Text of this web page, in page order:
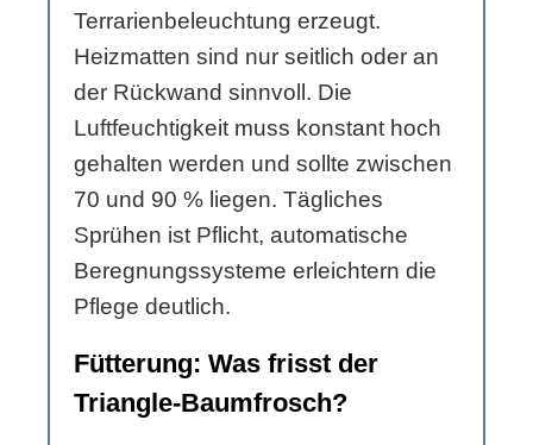
Terrarienbeleuchtung erzeugt.
Heizmatten sind nur seitlich oder an
der Rückwand sinnvoll. Die
Luftfeuchtigkeit muss konstant hoch
gehalten werden und sollte zwischen
70 und 90 % liegen. Tägliches
Sprühen ist Pflicht, automatische
Beregnungssysteme erleichtern die
Pflege deutlich.
Fütterung: Was frisst der
Triangle-Baumfrosch?